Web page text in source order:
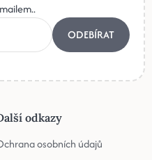
ODEBÍRAT
odkazy
osobních údajů